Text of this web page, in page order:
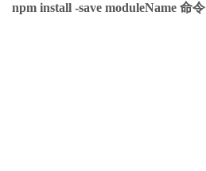
npm install -save moduleName 命令